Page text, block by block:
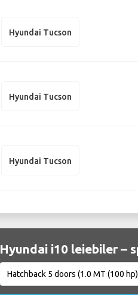
Hyundai Tucson
Hyundai Tucson
Hyundai Tucson
Hyundai i10 leiebiler –